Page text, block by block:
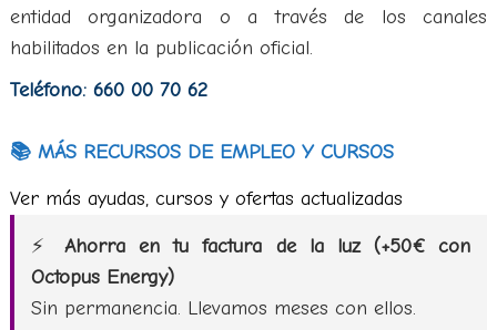
entidad organizadora o a través de los canales
habilitados en la publicación oficial.
Teléfono: 660 00 70 62
📚 MÁS RECURSOS DE EMPLEO Y CURSOS
Ver más ayudas, cursos y ofertas actualizadas
⚡Ahorra en tu factura de la luz (+50€ con
Octopus Energy)
Sin permanencia. Llevamos meses con ellos.